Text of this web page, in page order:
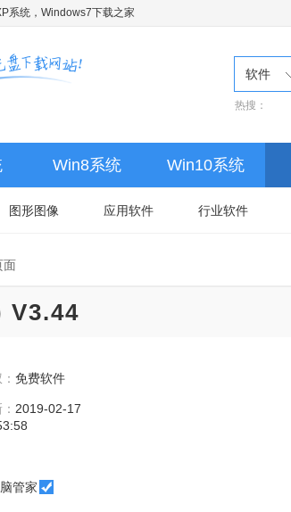
系统，Windows7下载之家
软件
热搜：
Win8系统 Win10系统
图形图像 应用软件 行业软件
面
V3.44
：免费软件
2019-02-17
管家